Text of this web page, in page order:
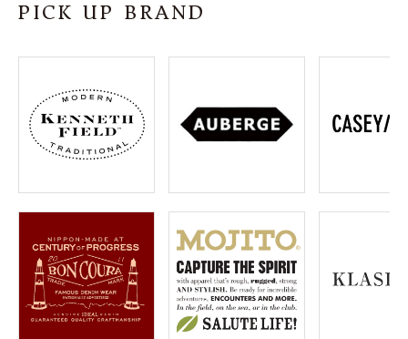
プライバシーポリシー
特定商取引法について
お問い合わせ
OFFICIAL WEB SITE
meeting_room ログイン 会員登録
PICK UP BRAND